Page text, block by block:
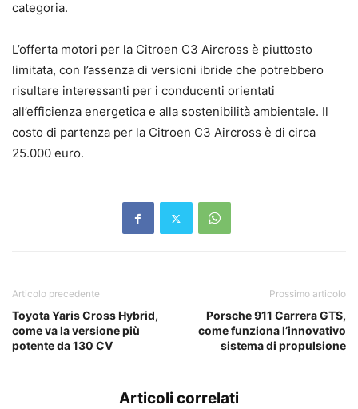
categoria.
L’offerta motori per la Citroen C3 Aircross è piuttosto
limitata, con l’assenza di versioni ibride che potrebbero
risultare interessanti per i conducenti orientati
all’efficienza energetica e alla sostenibilità ambientale. Il
costo di partenza per la Citroen C3 Aircross è di circa
25.000 euro.
Articolo precedente
Toyota Yaris Cross Hybrid,
come va la versione più
potente da 130 CV
Prossimo articolo
Porsche 911 Carrera GTS,
come funziona l’innovativo
sistema di propulsione
Articoli correlati